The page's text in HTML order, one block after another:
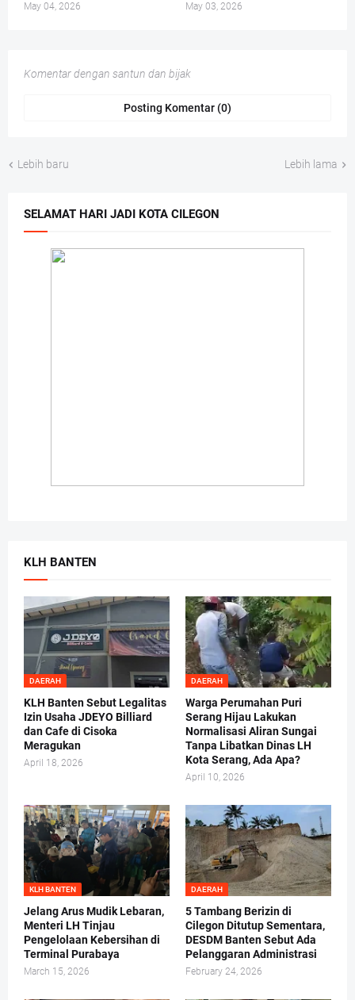
May 04, 2026 May 03, 2026
Komentar dengan santun dan bijak
Posting Komentar (0)
Lebih baru Lebih lama
SELAMAT HARI JADI KOTA CILEGON
KLH BANTEN
DAERAH
KLH Banten Sebut Legalitas
Izin Usaha JDEYO Billiard
dan Cafe di Cisoka
Meragukan
April 18, 2026
DAERAH
Warga Perumahan Puri
Serang Hijau Lakukan
Normalisasi Aliran Sungai
Tanpa Libatkan Dinas LH
Kota Serang, Ada Apa?
April 10, 2026
KLH BANTEN
Jelang Arus Mudik Lebaran,
Menteri LH Tinjau
Pengelolaan Kebersihan di
Terminal Purabaya
March 15, 2026
DAERAH
5 Tambang Berizin di
Cilegon Ditutup Sementara,
DESDM Banten Sebut Ada
Pelanggaran Administrasi
February 24, 2026